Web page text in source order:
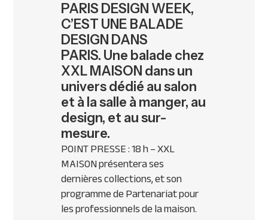
PARIS DESIGN WEEK,
C’EST UNE BALADE
DESIGN DANS
PARIS. Une balade chez
XXL MAISON dans un
univers dédié au salon
et à la salle à manger, au
design, et au sur-
mesure.
POINT PRESSE : 18 h – XXL
MAISON présentera ses
dernières collections, et son
programme de Partenariat pour
les professionnels de la maison.